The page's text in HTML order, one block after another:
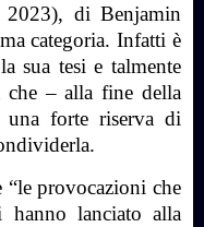
2023), di Benjamin
categoria. Infatti è
sua tesi e talmente
che – alla fine della
una forte riserva di
“le provocazioni che
lanciato alla